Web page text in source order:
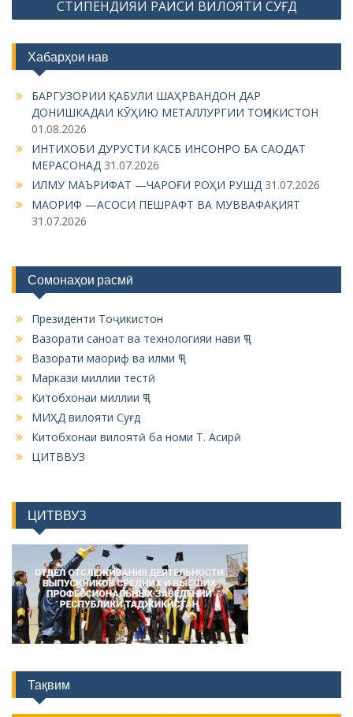
g
a
n
СТИПЕНДИЯИ РАИСИ ВИЛОЯТИ СУҒД
Хабарҳои нав
БАРГУЗОРИИ ҚАБУЛИ ШАҲРВАНДОН ДАР
ДОНИШКАДАИ КӮҲИЮ МЕТАЛЛУРГИИ ТОҶИКИСТОН
01.08.2026
ИНТИХОБИ ДУРУСТИ КАСБ ИНСОНРО БА САОДАТ
МЕРАСОНАД 31.07.2026
ИЛМУ МАЪРИФАТ —ЧАРОҒИ РОҲИ РУШД 31.07.2026
МАОРИФ —АСОСИ ПЕШРАФТ ВА МУВВАФАҚИЯТ
31.07.2026
Сомонаҳои расмӣ
Президенти Тоҷикистон
Вазорати саноат ва технологияи нави ҶТ
Вазорати маориф ва илми ҶТ
Маркази миллии тестӣ
Китобхонаи миллии ҶТ
МИҲД вилояти Суғд
Китобхонаи вилоятӣ ба номи Т. Асирӣ
ЦИТВВУЗ
ЦИТВВУЗ
Тақвим